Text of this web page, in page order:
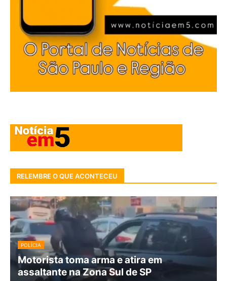
RELEMBRE O QUE ACONTECEU
POLÍCIA
Motorista toma arma e atira em
assaltante na Zona Sul de SP